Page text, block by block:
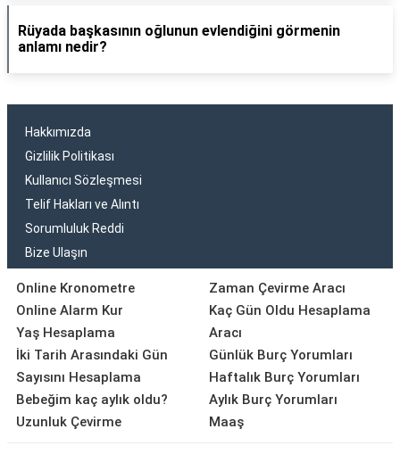
Rüyada başkasının oğlunun evlendiğini görmenin
anlamı nedir?
Hakkımızda
Gizlilik Politikası
Kullanıcı Sözleşmesi
Telif Hakları ve Alıntı
Sorumluluk Reddi
Bize Ulaşın
Online Kronometre
Online Alarm Kur
Yaş Hesaplama
İki Tarih Arasındaki Gün
Sayısını Hesaplama
Bebeğim kaç aylık oldu?
Uzunluk Çevirme
Zaman Çevirme Aracı
Kaç Gün Oldu Hesaplama
Aracı
Günlük Burç Yorumları
Haftalık Burç Yorumları
Aylık Burç Yorumları
Maaş